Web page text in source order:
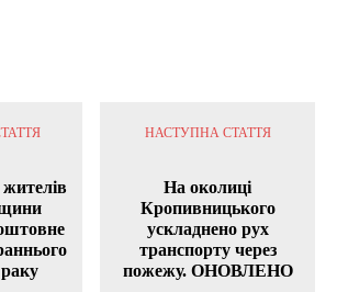
НАСТУПНА СТАТТЯ
На околиці
Кропивницького
ускладнено рух
транспорту через
пожежу. ОНОВЛЕНО